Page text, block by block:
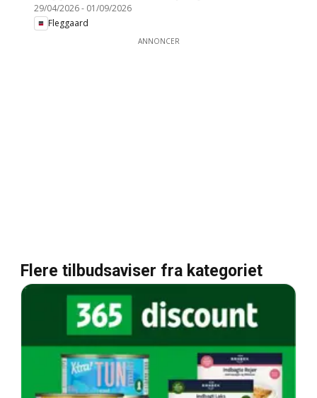
29/04/2026- 01/09/2026
Fleggaard
ANNONCER
Flere tilbudsaviser fra kategoriet